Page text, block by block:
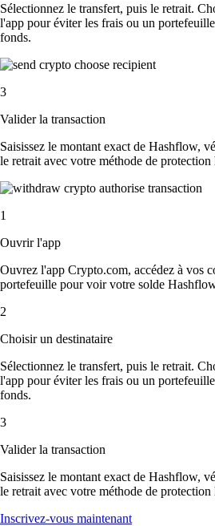
Sélectionnez le transfert, puis le retrait.
l'app pour éviter les frais ou un
fonds.
3
Valider la transaction
Saisissez le montant exact de Hashflow,
le retrait avec votre méthode de
1
Ouvrir l'app
Ouvrez l'app Crypto.com, accédez à vos
portefeuille pour voir votre solde
2
Choisir un destinataire
Sélectionnez le transfert, puis le retrait.
l'app pour éviter les frais ou un
fonds.
3
Valider la transaction
Saisissez le montant exact de Hashflow,
le retrait avec votre méthode de
Inscrivez-vous maintenant